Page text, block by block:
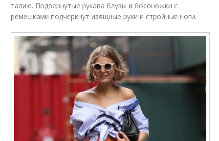
талию. Подвернутые рукава блузы и босоножки с
ремешками подчеркнут изящные руки и стройные ноги.